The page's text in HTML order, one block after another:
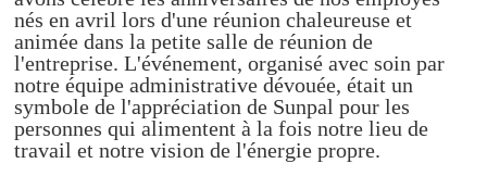
nés en avril lors d'une réunion chaleureuse et
animée dans la petite salle de réunion de
l'entreprise. L'événement, organisé avec soin par
notre équipe administrative dévouée, était un
symbole de l'appréciation de Sunpal pour les
personnes qui alimentent à la fois notre lieu de
travail et notre vision de l'énergie propre.